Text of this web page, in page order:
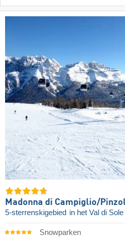
Madonna di Campiglio/​
5-sterrenskigebied in het Val di Sole
Snowparken